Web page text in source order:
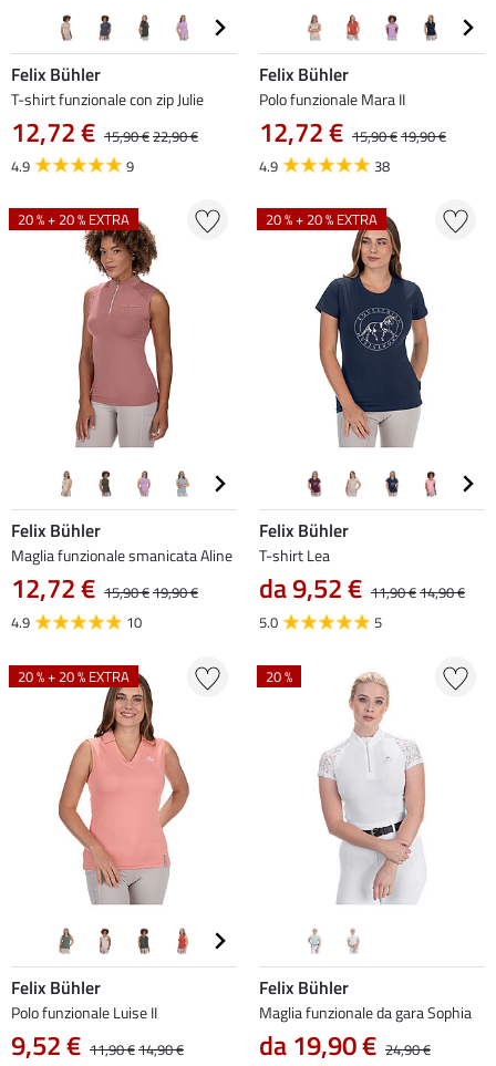
Felix Bühler
T-shirt funzionale con zip Julie
12,72 € 15,90 €22,90 €
4.9
9
Felix Bühler
Polo funzionale Mara II
12,72 € 15,90 €19,90 €
4.9
38
20 % + 20 % EXTRA
Felix Bühler
Maglia funzionale smanicata Aline
12,72 € 15,90 €19,90 €
4.9
10
20 % + 20 % EXTRA
Felix Bühler
T-shirt Lea
da 9,52 € 11,90 €14,90 €
5.0
5
20 % + 20 % EXTRA
Felix Bühler
Polo funzionale Luise II
9,52 € 11,90 €14,90 €
20 %
Felix Bühler
Maglia funzionale da gara Sophia
da 19,90 € 24,90 €